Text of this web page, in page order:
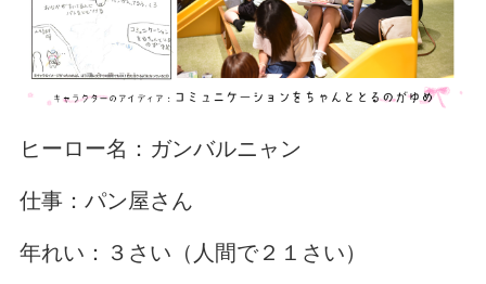
ヒーロー名：ガンバルニャン
仕事：パン屋さん
年れい：３さい（人間で２１さい）